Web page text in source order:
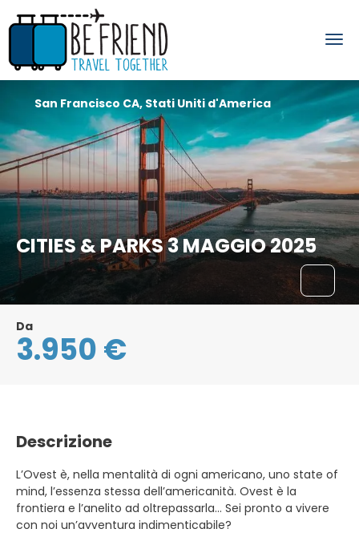
CITIES & PARKS 3 MAGGIO 2025
San Francisco CA, Stati Uniti d'America
Da
3.950 €
Descrizione
L’Ovest è, nella mentalità di ogni americano, uno state of
mind, l’essenza stessa dell’americanità. Ovest è la
frontiera e l’anelito ad oltrepassarla… Sei pronto a vivere
con noi un’avventura indimenticabile?